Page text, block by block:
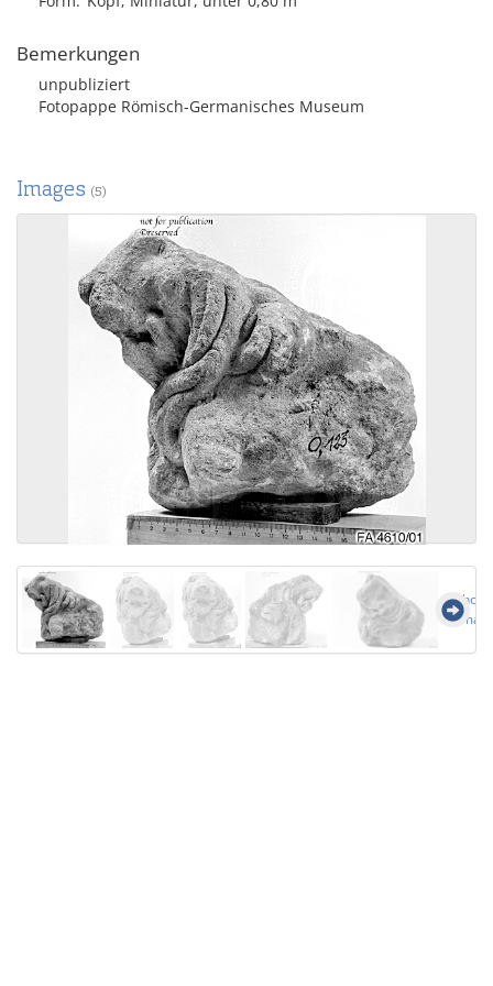
Bemerkungen
unpubliziert
Fotopappe Römisch-Germanisches Museum
Images (5)
Show